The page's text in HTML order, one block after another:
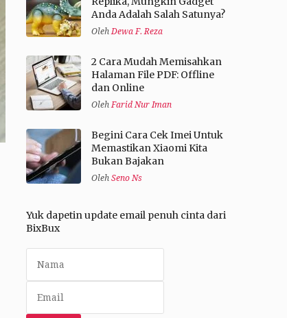
Anda Adalah Salah Satunya?
OlehDewa F. Reza
2 Cara Mudah Memisahkan
Halaman File PDF: Offline
dan Online
OlehFarid Nur Iman
Begini Cara Cek Imei Untuk
Memastikan Xiaomi Kita
Bukan Bajakan
Oleh Seno Ns
Yuk dapetin update email penuh cinta dari
BixBux